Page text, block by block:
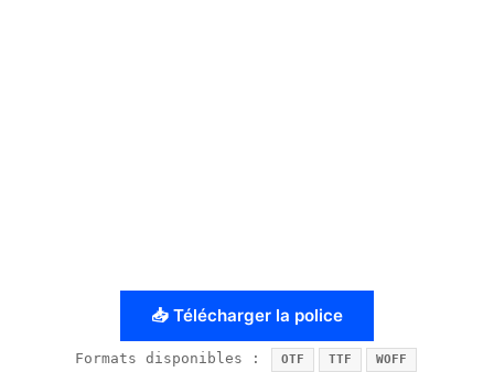
📥 Télécharger la police
Formats disponibles : OTF TTF WOFF